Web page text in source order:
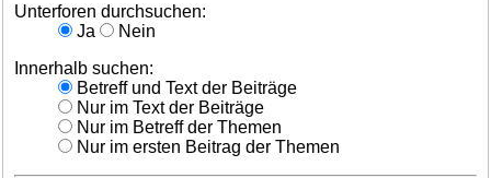
Unterforen durchsuchen:
Ja
Nein
Innerhalb suchen:
Betreff und Text der Beiträge
Nur im Text der Beiträge
Nur im Betreff der Themen
Nur im ersten Beitrag der Themen